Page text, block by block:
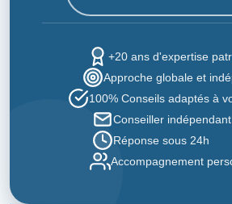
+20 ans d'expertise
Approche globale et
100% Conseils adaptés à
Conseiller
Réponse sous 24h
Accompagnement